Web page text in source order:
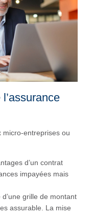
micro-entreprises ou
d’un contrat
impayées mais
grille de montant
assurable. La mise